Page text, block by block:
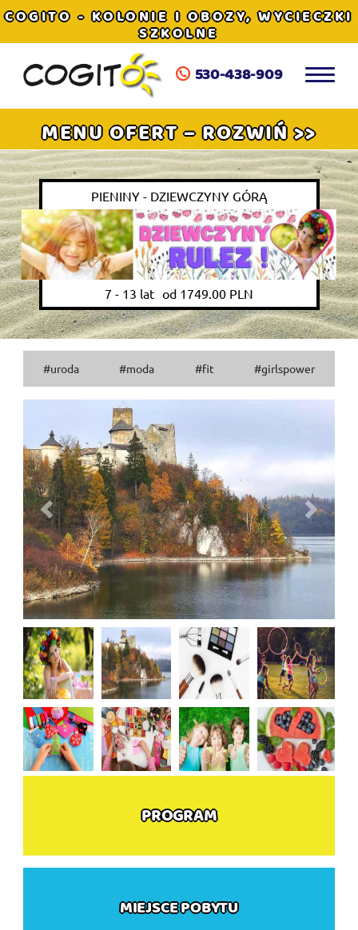
COGITO - KOLONIE I OBOZY, WYCIECZKI
SZKOLNE
530-438-909
MENU OFERT – ROZWIŃ >>
PIENINY - DZIEWCZYNY GÓRĄ
7 - 13 lat od 1749.00 PLN
#uroda #moda #fit #girlspower
Previous Next
PROGRAM
MIEJSCE POBYTU